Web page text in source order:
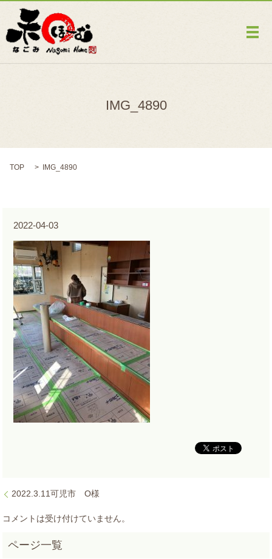
メ
IMG_4890
TOP IMG_4890
2022-04-03
2022.3.11可児市 O様
コメントは受け付けていません。